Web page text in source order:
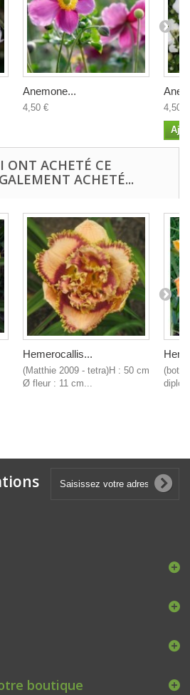
Anemone...
4,50 € 4,50 €
ONT ACHETÉ CE
ACHETÉ...
Hemerocallis...
(Matthie 2009 - tetra)H : 50 cm
Ø fleur : 11 cm...
boutique